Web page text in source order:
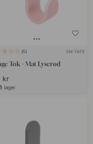
5 3M-TAPE
Tok - Mat Lyserød
kr
lager